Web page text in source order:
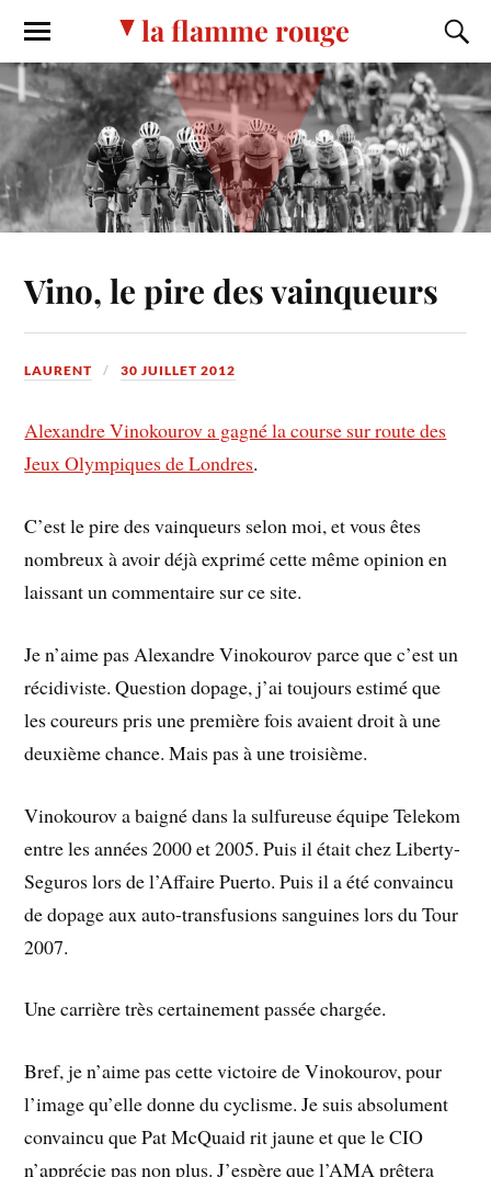
la flamme rouge
Vino, le pire des vainqueurs
LAURENT 30 JUILLET 2012
Alexandre Vinokourov a gagné la course sur route des
Jeux Olympiques de Londres.
C’est le pire des vainqueurs selon moi, et vous êtes
nombreux à avoir déjà exprimé cette même opinion en
laissant un commentaire sur ce site.
Je n’aime pas Alexandre Vinokourov parce que c’est un
récidiviste. Question dopage, j’ai toujours estimé que
les coureurs pris une première fois avaient droit à une
deuxième chance. Mais pas à une troisième.
Vinokourov a baigné dans la sulfureuse équipe Telekom
entre les années 2000 et 2005. Puis il était chez Liberty-
Seguros lors de l’Affaire Puerto. Puis il a été convaincu
de dopage aux auto-transfusions sanguines lors du Tour
2007.
Une carrière très certainement passée chargée.
Bref, je n’aime pas cette victoire de Vinokourov, pour
l’image qu’elle donne du cyclisme. Je suis absolument
convaincu que Pat McQuaid rit jaune et que le CIO
n’apprécie pas non plus. J’espère que l’AMA prêtera